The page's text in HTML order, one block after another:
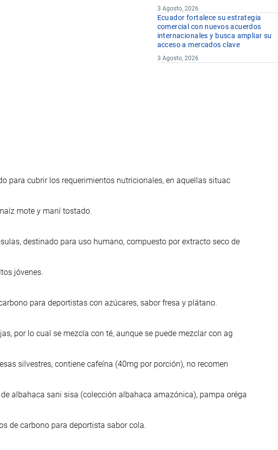
3 Agosto, 2026
Ecuador fortalece su estrategia
comercial con nuevos acuerdos
internacionales y busca ampliar su
acceso a mercados clave
3 Agosto, 2026
para cubrir los requerimientos nutricionales, en aquellas situac
mote y maní tostado.
destinado para uso humano, compuesto por extracto seco de
jóvenes.
para deportistas con azúcares, sabor fresa y plátano.
por lo cual se mezcla con té, aunque se puede mezclar con ag
silvestres, contiene cafeína (40mg por porción), no recomen
albahaca sani sisa (colección albahaca amazónica), pampa oréga
de carbono para deportista sabor cola.